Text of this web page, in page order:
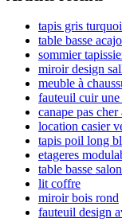
principale
tapis gris
table basse
sommier
miroir design
meuble à
fauteuil cuir une
canape pas cher
location casier
tapis poil long
etageres
table basse
lit coffre
miroir bois rond
fauteuil design